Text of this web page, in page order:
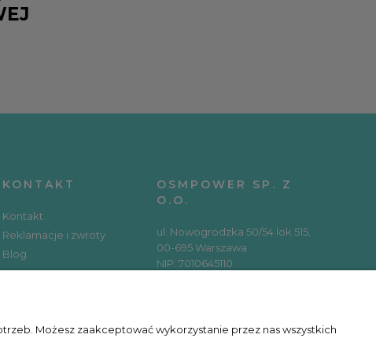
KONTAKT
Kontakt
Reklamacje i zwroty
Blog
OSMPOWER SP. Z
O.O.
ul. Nowogrodzka 50/54 lok 515,
00-695 Warszawa
NIP: 7010645110
Możesz zaakceptować wykorzystanie przez nas wszystkich